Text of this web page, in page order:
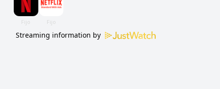
Streaming information by